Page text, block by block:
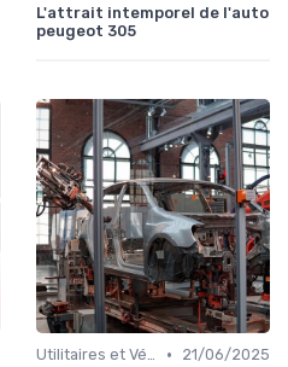
L'attrait intemporel de l'auto
peugeot 305
Utilitaires et Véhicules Spéciaux •
21/06/2025